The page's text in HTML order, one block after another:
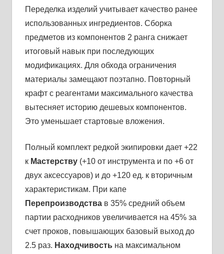
Переделка изделий учитывает качество ранее
использованных ингредиентов. Сборка
предметов из компонентов 2 ранга снижает
итоговый навык при последующих
модификациях. Для обхода ограничения
материалы замещают поэтапно. Повторный
крафт с реагентами максимального качества
вытесняет историю дешевых компонентов.
Это уменьшает стартовые вложения.
Полный комплект редкой экипировки дает +22
к Мастерству(+10 от инструмента и по +6 от
двух аксессуаров) и до +120 ед. к вторичным
характеристикам. При капе
Перепроизводствав 35% средний объем
партии расходников увеличивается на 45% за
счет проков, повышающих базовый выход до
2.5 раз. Находчивостьна максимальном